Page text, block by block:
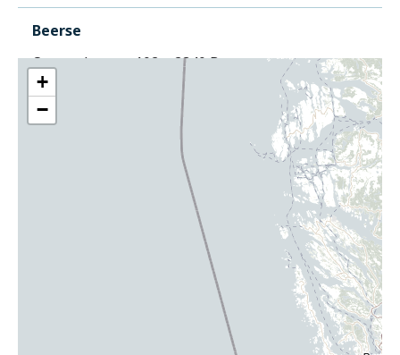
Beerse
Oostmalseweg 102a, 2340 Beerse
Plus d'infos et contact
Prenez rendez-vous
Chaussée d’Alsemberg 452, 1420 Braine-l’Alleud
+
−